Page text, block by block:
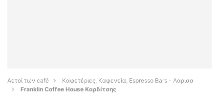
Αετοί των café
Καφετέριες, Καφενεία, Espresso Bars - Λαρισα
Franklin Coffee House Καρδίτσης